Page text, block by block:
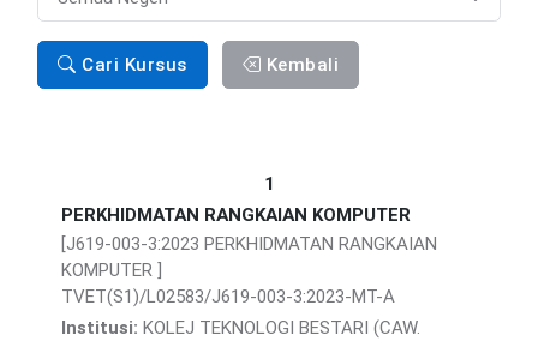
Cari Kursus Kembali
1
PERKHIDMATAN RANGKAIAN KOMPUTER
[J619-003-3:2023 PERKHIDMATAN RANGKAIAN
KOMPUTER ]
TVET(S1)/L02583/J619-003-3:2023-MT-A
Institusi: KOLEJ TEKNOLOGI BESTARI (CAW.